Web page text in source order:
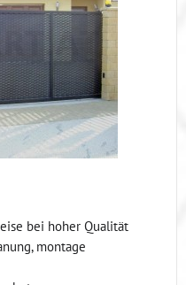
bei hoher Qualität
montage